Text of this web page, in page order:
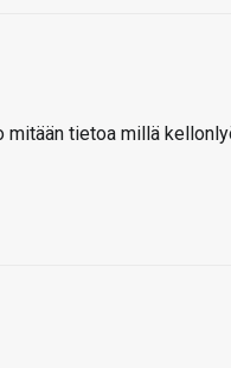
tietoa millä